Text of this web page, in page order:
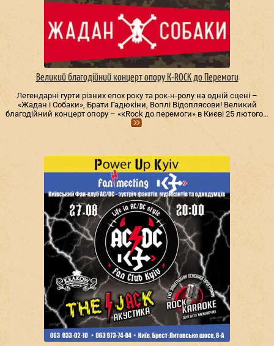
Великий благодійний концерт опору К-ROCK до Перемоги
Легендарні гурти різних епох року та рок-н-ролу на одній сцені –
«Жадан і Собаки», Брати Гадюкіни, Воплі Відоплясови! Великий
благодійний концерт опору – «кRock до перемоги» в Києві 25 лютого…